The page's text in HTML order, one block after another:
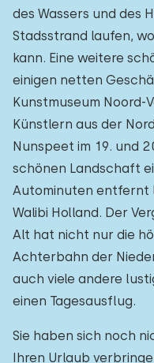
des Wassers und des
Stadsstrand laufen,
kann. Eine weitere
einigen netten
Kunstmuseum Noord-
Künstlern aus der
Nunspeet im 19. und
schönen Landschaft
Autominuten entfernt
Walibi Holland. Der
Alt hat nicht nur die
Achterbahn der
auch viele andere
einen Tagesausflug.
Sie haben sich noch
Ihren Urlaub